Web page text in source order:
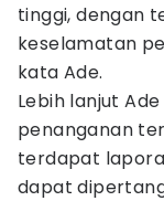
tinggi, dengan
keselamatan
kata Ade.
Lebih lanjut
penanganan
terdapat
dapat